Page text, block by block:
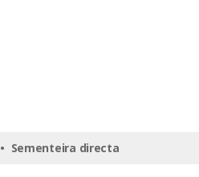
• Sementeira directa